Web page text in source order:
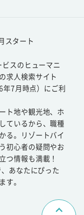
スタート
スのヒューマニ
求人検索サイト
7月時点）にご利
ト地や観光地、ホ
ているから、職種
る。リゾートバイ
初心者の疑問やお
つ情報も満載！
あなたにぴった
す。